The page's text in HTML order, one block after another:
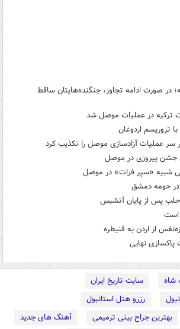
در صورت ادامه تجاوز، جنگنده‌هایتان ساقط
ترکیه در عملیات موصل شد
تروریسم اردوغان
سر عملیات آزادسازی موصل را تکذیب کرد
پیروزی در موصل
شبیه «سپر فرات» در موصل
حومه دمشق
است
از اردن به قنیطره
پاکسازی نهایی
شاه
سایت تاریخ ایران
رزرو هتل استانبول
بهترین جراح بینی ترمیمی
آهنگ های جدید